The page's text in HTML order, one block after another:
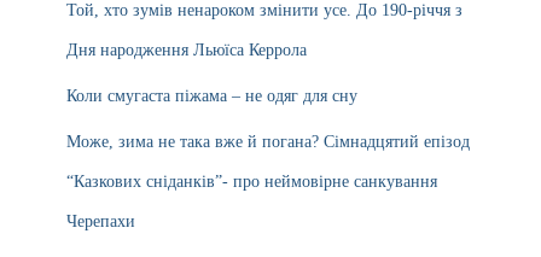
Той, хто зумів ненароком змінити усе. До 190-річчя з
Дня народження Льюїса Керрола
Коли смугаста піжама – не одяг для сну
Може, зима не така вже й погана? Сімнадцятий епізод
“Казкових сніданків”- про неймовірне санкування
Черепахи